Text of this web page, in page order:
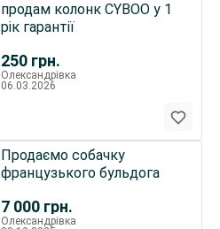
250 грн.
продам колонк CYBOO у 1
рік гарантії
Олександрівка
06.03.2026
7 000 грн.
Продаємо собачку
французького бульдога
Олександрівка